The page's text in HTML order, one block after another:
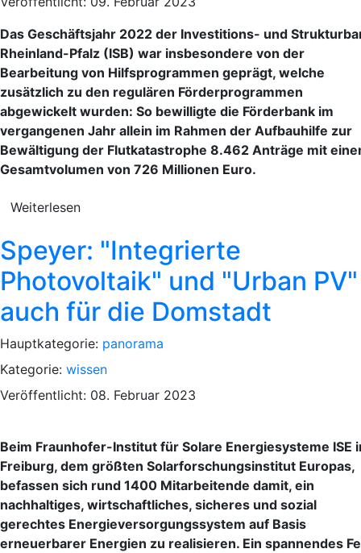
Das Geschäftsjahr 2022 der Investitions- und
Rheinland-Pfalz (ISB) war insbesondere von der
Bearbeitung von Hilfsprogrammen geprägt, welche
zusätzlich zu den regulären Förderprogrammen
abgewickelt wurden: So bewilligte die Förderbank im
vergangenen Jahr allein im Rahmen der Aufbauhilfe zur
Bewältigung der Flutkatastrophe 8.462 Anträge mit
Gesamtvolumen von 726 Millionen Euro.
Weiterlesen
Speyer: "Integrierte
Photovoltaik" und "Urban PV"
auch für die Domstadt
Hauptkategorie: panorama
Kategorie: wissen
Veröffentlicht: 08. Februar 2023
Beim Fraunhofer-Institut für Solare Energiesysteme ISE
Freiburg, dem größten Solarforschungsinstitut Europas,
befassen sich rund 1400 Mitarbeitende damit, ein
nachhaltiges, wirtschaftliches, sicheres und sozial
gerechtes Energieversorgungssystem auf Basis
erneuerbarer Energien zu realisieren. Ein spannendes